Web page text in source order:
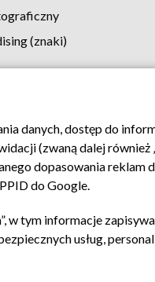
(znaki)
Kontakt
danych, dostęp do
(zwaną dalej również
dopasowania reklam
do Google.
w tym informacje
usług,